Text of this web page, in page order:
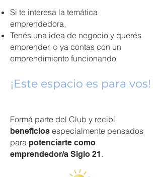
Si te interesa la temática
emprendedora,
Tenés una idea de negocio y querés
emprender, o ya contas con un
emprendimiento funcionando
¡Este espacio es para vos!
Formá parte del Club y recibí
beneficios especialmente pensados
para potenciarte como
emprendedor/a Siglo 21 .